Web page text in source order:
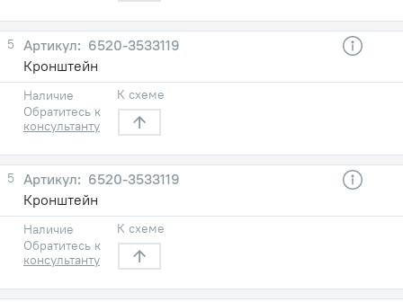
5
6520-3533119
Кронштейн
Наличие
Обратитесь к
консультанту
К схеме
5
6520-3533119
Кронштейн
Наличие
Обратитесь к
консультанту
К схеме